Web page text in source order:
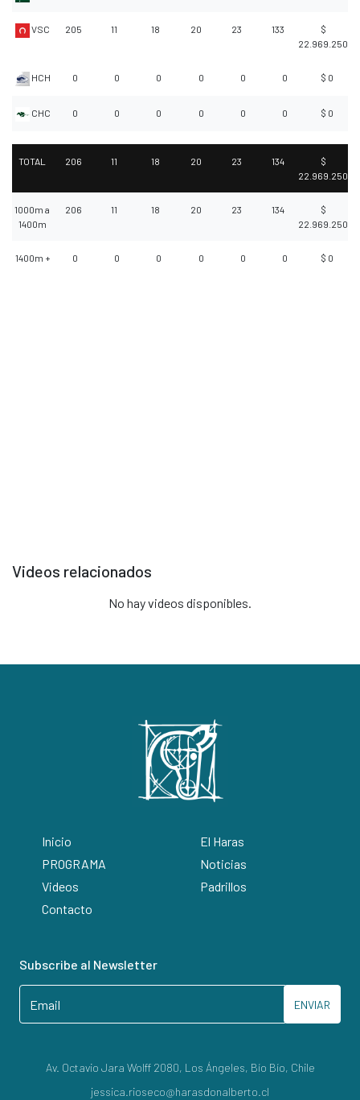
VSC 205 11 18 20 23 133
$
22.969.250
HCH 0 0 0 0 0 0 $ 0
CHC 0 0 0 0 0 0 $ 0
TOTAL 206 11 18 20 23 134
$
22.969.250
1000m a
1400m
206 11 18 20 23 134
$
22.969.250
1400m + 0 0 0 0 0 0 $ 0
Videos relacionados
No hay videos disponibles.
Inicio
El Haras
PROGRAMA
Noticias
Videos
Padrillos
Contacto
Subscribe al Newsletter
ENVIAR
Av. Octavio Jara Wolff 2080, Los Ángeles, Bío Bío, Chile
jessica.rioseco@harasdonalberto.cl